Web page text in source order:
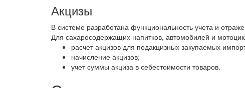
Акцизы
В системе разработана функциональность учета и
Для сахаросодержащих напитков, автомобилей и
расчет акцизов для подакцизных закупаемых
начисление акцизов;
учет суммы акциза в себестоимости товаров.